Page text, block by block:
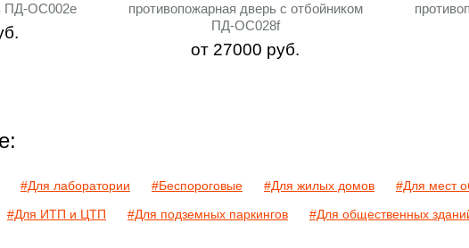
ПД-ОС002e
противопожарная дверь с отбойником
ПД-ОС028f
от 27000 руб.
#Для лаборатории #Беспороговые #Для жилых домов #Для мест
#Для ИТП и ЦТП #Для подземных паркингов #Для общественных